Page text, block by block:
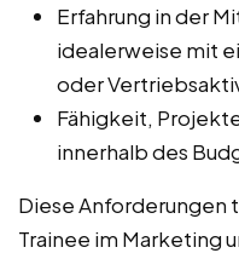
Erfahrung in der
idealerweise mit
oder
Fähigkeit,
innerhalb des
Diese Anforderungen
Trainee im Marketing